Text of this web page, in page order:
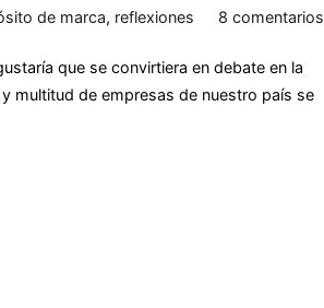
de marca, reflexiones 8 comentarios
que se convirtiera en debate en la
multitud de empresas de nuestro país se